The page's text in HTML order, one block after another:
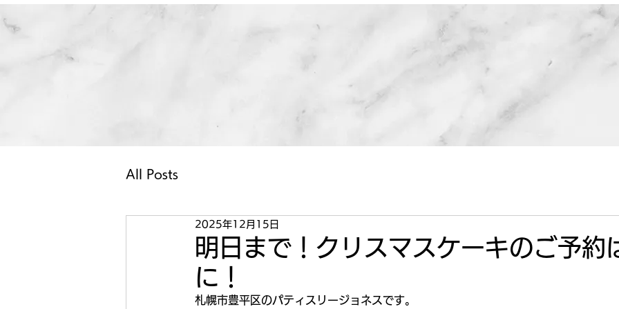
All Posts
明日まで！クリスマスケーキのご予約
に！
2025年12月15日
札幌市豊平区のパティスリージョネスです。